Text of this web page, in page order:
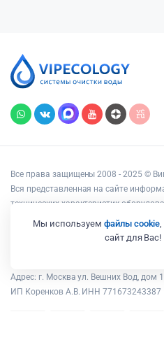
Все права защищены 2008 - 2025 ©
Вся представленная на сайте
технических характеристик
возможностей подключения,
услуг, носит информационный
является публичной офертой,
Адрес: г. Москва ул. Вешних Вод, дом
ИП Коренков А.В. ИНН 771673243387
Мы используем файлы cookie
сайт для Вас!